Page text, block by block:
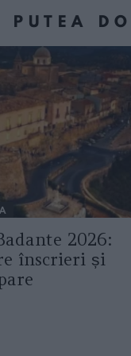
PUTEA
2026:
înscrieri și